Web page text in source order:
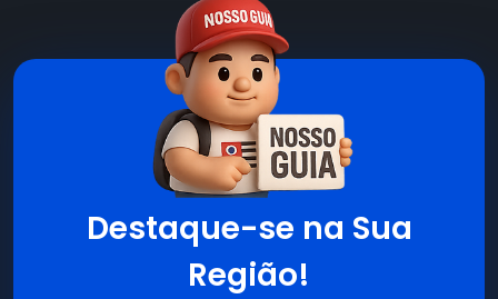
Destaque-se na Sua
Região!